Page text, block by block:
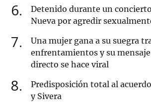
6
Detenido durante un
Nueva por agredir
7
Una mujer gana a su suegra
enfrentamientos y su
directo se hace viral
8
Predisposición total al
y Sivera